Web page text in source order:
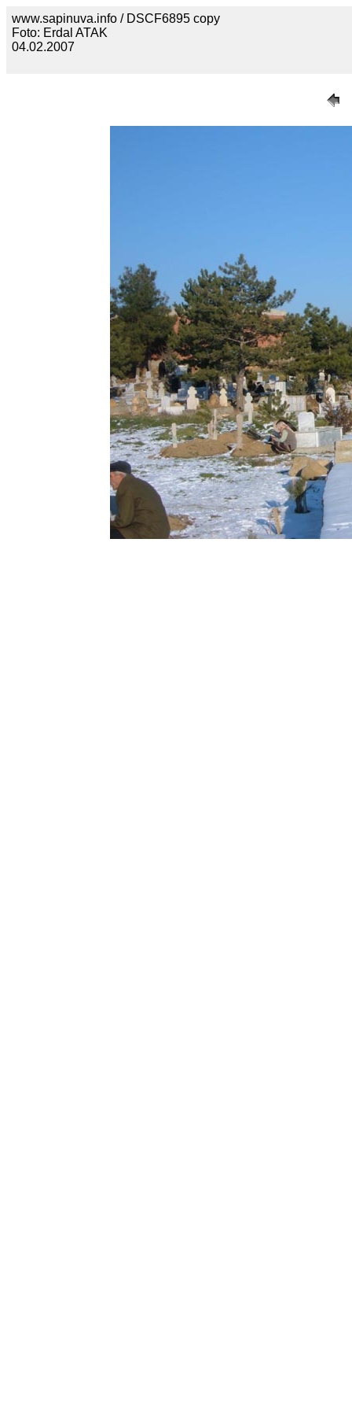
www.sapinuva.info / DSCF6895 copy
Foto: Erdal ATAK
04.02.2007